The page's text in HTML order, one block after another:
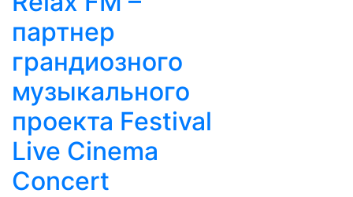
партнер
грандиозного
музыкального
проекта Festival
Live Cinema
Concert